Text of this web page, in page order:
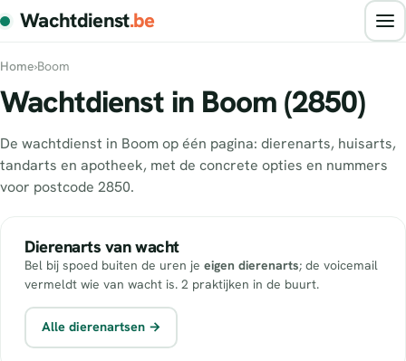
Wachtdienst.be
Home›Boom
Wachtdienst in Boom (2850)
De wachtdienst in Boom op één pagina: dierenarts, huisarts,
tandarts en apotheek, met de concrete opties en nummers
voor postcode 2850.
Dierenarts van wacht
Bel bij spoed buiten de uren je eigen dierenarts; de voicemail
vermeldt wie van wacht is. 2 praktijken in de buurt.
Alle dierenartsen →